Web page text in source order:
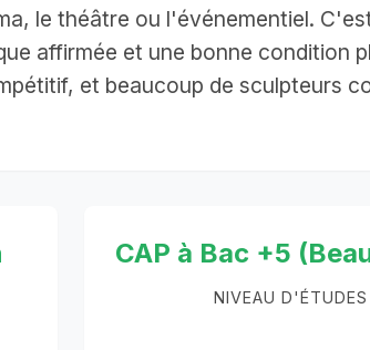
le théâtre ou l'événementiel.
affirmée et une bonne condition
et beaucoup de sculpteurs
CAP à Bac +5
NIVEAU D'ÉTUDES